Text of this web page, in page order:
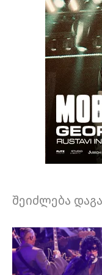
შეიძლება